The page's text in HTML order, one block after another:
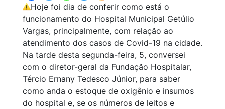
Artigos
Vídeos
Hoje foi dia de conferir como está o
funcionamento do Hospital Municipal Getúlio
Vargas, principalmente, com relação ao
atendimento dos casos de Covid-19 na cidade.
Na tarde desta segunda-feira, 5, conversei
com o diretor-geral da Fundação Hospitalar,
Tércio Ernany Tedesco Júnior, para saber
como anda o estoque de oxigênio e insumos
do hospital e, se os números de leitos e